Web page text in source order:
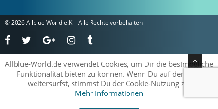
© 2026 Allblue World e.K. - Alle Rechte vorbehalten
Allblue-World.de verwendet Cookies, um Dir die bestmögliche
Funktionalität bieten zu können. Wenn Du auf der Seite
weitersurfst, stimmst Du der Cookie-Nutzung zu.
Mehr Informationen